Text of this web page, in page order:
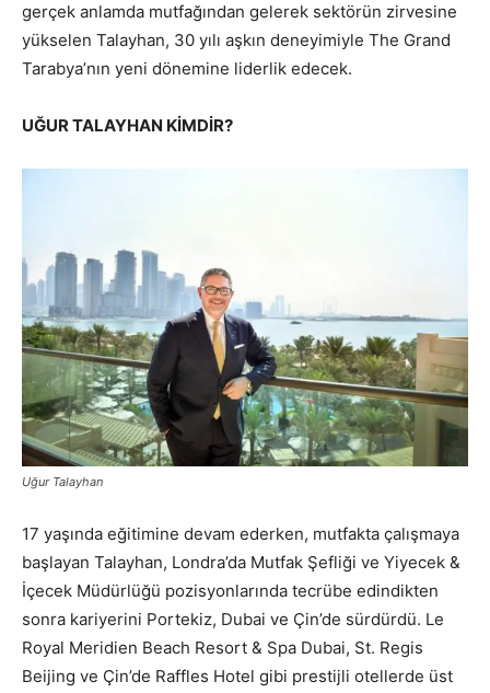
gerçek anlamda mutfağından gelerek sektörün zirvesine
yükselen Talayhan, 30 yılı aşkın deneyimiyle The Grand
Tarabya’nın yeni dönemine liderlik edecek.
UĞURTALAYHAN KİMDİR?
Uğur Talayhan
17 yaşında eğitimine devam ederken, mutfakta çalışmaya
başlayan Talayhan, Londra’da Mutfak Şefliği ve Yiyecek &
İçecek Müdürlüğü pozisyonlarında tecrübe edindikten
sonra kariyerini Portekiz, Dubai ve Çin’de sürdürdü. Le
Royal Meridien Beach Resort & Spa Dubai, St. Regis
Beijing ve Çin’de Raffles Hotel gibi prestijli otellerde üst